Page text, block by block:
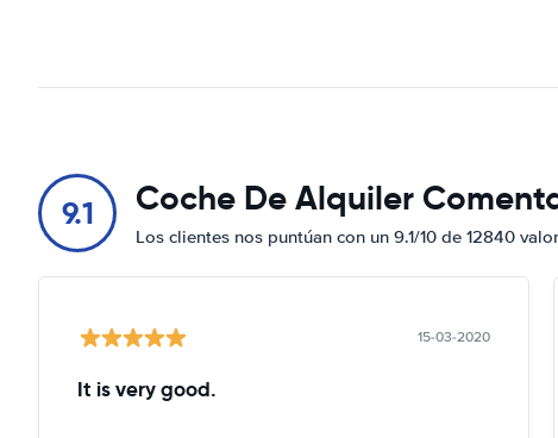
9.1 Coche De Alquiler
Los clientes nos puntúan con un 9.1/10 de 12840
15-03-2020
It is very good.